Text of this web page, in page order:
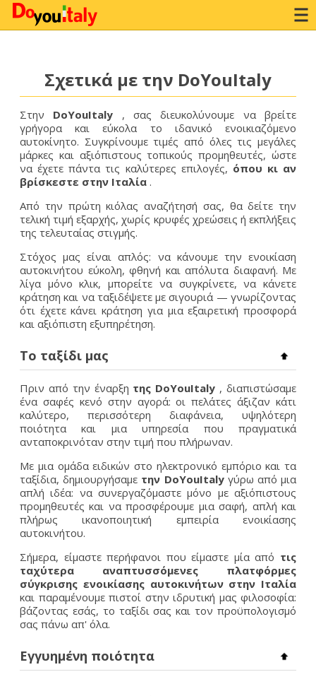
Σχετικά με την DoYouItaly
Στην DoYouItaly , σας διευκολύνουμε να βρείτε
γρήγορα και εύκολα το ιδανικό ενοικιαζόμενο
αυτοκίνητο. Συγκρίνουμε τιμές από όλες τις μεγάλες
μάρκες και αξιόπιστους τοπικούς προμηθευτές, ώστε
να έχετε πάντα τις καλύτερες επιλογές, όπου κι αν
βρίσκεστε στην Ιταλία .
Από την πρώτη κιόλας αναζήτησή σας, θα δείτε την
τελική τιμή εξαρχής, χωρίς κρυφές χρεώσεις ή εκπλήξεις
της τελευταίας στιγμής.
Στόχος μας είναι απλός: να κάνουμε την ενοικίαση
αυτοκινήτου εύκολη, φθηνή και απόλυτα διαφανή. Με
λίγα μόνο κλικ, μπορείτε να συγκρίνετε, να κάνετε
κράτηση και να ταξιδέψετε με σιγουριά — γνωρίζοντας
ότι έχετε κάνει κράτηση για μια εξαιρετική προσφορά
και αξιόπιστη εξυπηρέτηση.
Το ταξίδι μας
Πριν από την έναρξη της DoYouItaly , διαπιστώσαμε
ένα σαφές κενό στην αγορά: οι πελάτες άξιζαν κάτι
καλύτερο, περισσότερη διαφάνεια, υψηλότερη
ποιότητα και μια υπηρεσία που πραγματικά
ανταποκρινόταν στην τιμή που πλήρωναν.
Με μια ομάδα ειδικών στο ηλεκτρονικό εμπόριο και τα
ταξίδια, δημιουργήσαμε την DoYouItalyγύρω από μια
απλή ιδέα: να συνεργαζόμαστε μόνο με αξιόπιστους
προμηθευτές και να προσφέρουμε μια σαφή, απλή και
πλήρως ικανοποιητική εμπειρία ενοικίασης
αυτοκινήτου.
Σήμερα, είμαστε περήφανοι που είμαστε μία από τις
ταχύτερα αναπτυσσόμενες πλατφόρμες
σύγκρισης ενοικίασης αυτοκινήτων στην Ιταλία
και παραμένουμε πιστοί στην ιδρυτική μας φιλοσοφία:
βάζοντας εσάς, το ταξίδι σας και τον προϋπολογισμό
σας πάνω απ' όλα.
Εγγυημένη ποιότητα